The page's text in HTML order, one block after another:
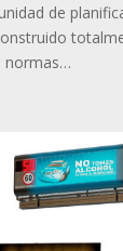
de
normas…